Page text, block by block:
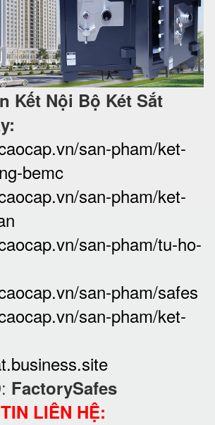
Kết Nội Bộ Két Sắt
san-pham/ket-
bemc
san-pham/ket-
san-pham/tu-ho-
san-pham/safes
san-pham/ket-
FactorySafes
LIÊN HỆ: